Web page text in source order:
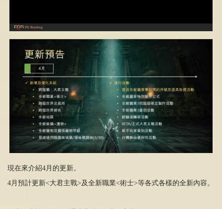
現在來介紹4月的更新。
4月預計更新<大君主戰>及全新職業<術士>等各式各樣的全新內容。